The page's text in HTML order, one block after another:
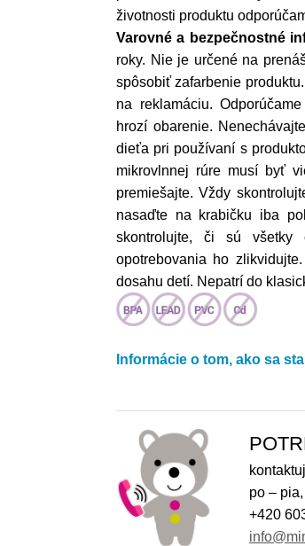
životnosti produktu
Varovné a bezpečnostné
roky. Nie je určené na
spôsobiť zafarbenie
na reklamáciu.
hrozí obarenie.
dieťa pri používaní s
mikrovlnnej rúre musí byť
premiešajte. Vždy
nasaďte na krabičku iba
skontrolujte, či sú všetky
opotrebovania ho
dosahu detí. Nepatrí do
Informácie o tom, ako sa
po –
+420